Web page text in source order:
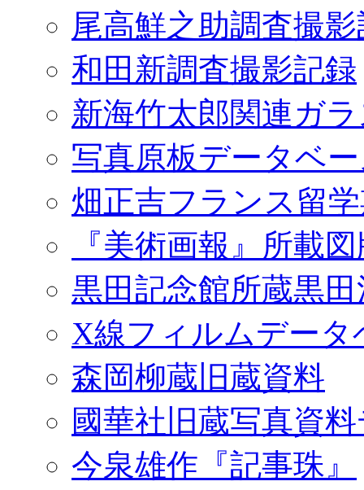
尾高鮮之助調査撮
和田新調査撮影記録
新海竹太郎関連ガ
写真原板データベ
畑正吉フランス留
『美術画報』所載
黒田記念館所蔵黒
X線フィルムデータ
森岡柳蔵旧蔵資料
國華社旧蔵写真資
今泉雄作『記事珠』